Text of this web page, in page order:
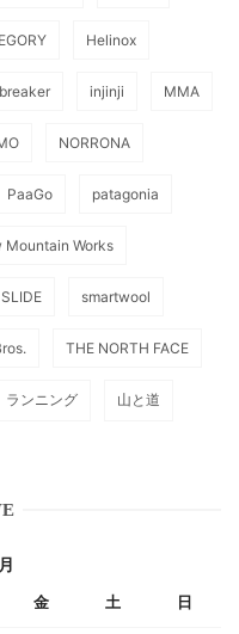
Helinox
injinji MMA
NORRONA
PaaGo patagonia
Mountain Works
SLIDE smartwool
THE NORTH FACE
ランニング 山と道
金 土 日